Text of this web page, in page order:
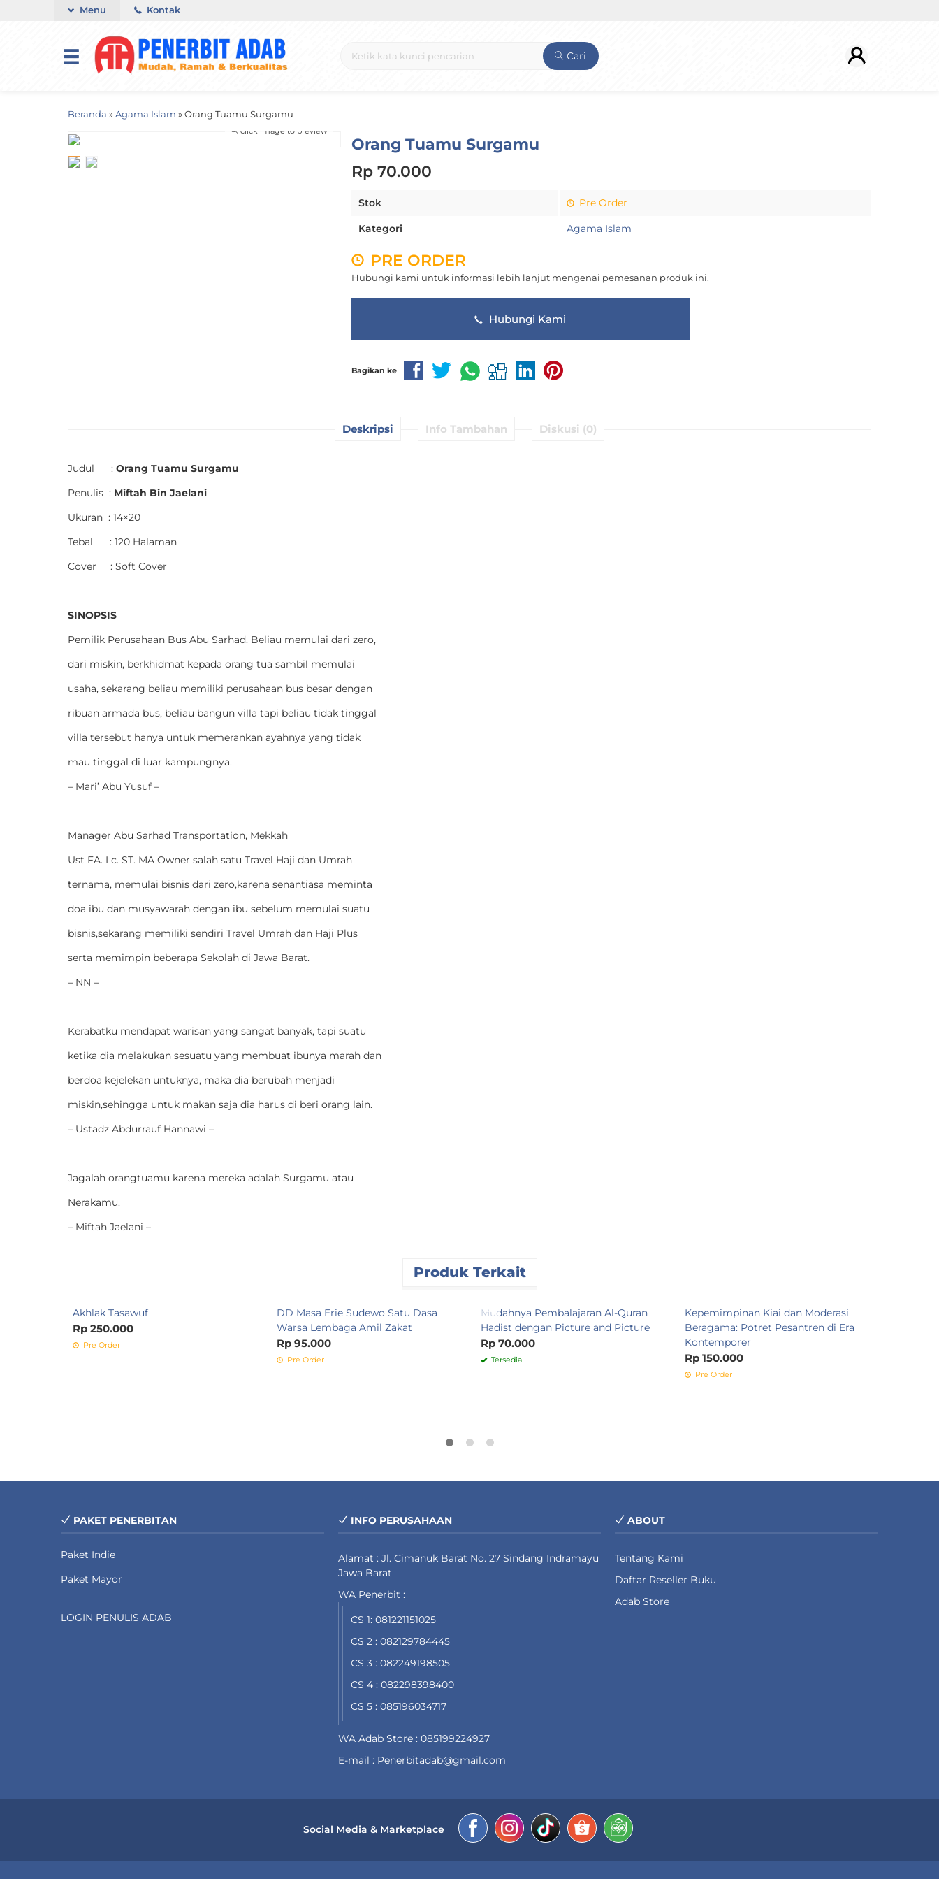
Menu Kontak
Cari
Beranda » Agama Islam » Orang Tuamu Surgamu
click image to preview
Orang Tuamu Surgamu
Rp 70.000
Stok Pre Order
Kategori Agama Islam
PRE ORDER
Hubungi kami untuk informasi lebih lanjut mengenai pemesanan produk ini.
Hubungi Kami
Bagikan ke
Deskripsi Info Tambahan Diskusi (0)
Judul : Orang Tuamu Surgamu
Penulis : Miftah Bin Jaelani
Ukuran : 14×20
Tebal : 120 Halaman
Cover : Soft Cover
SINOPSIS
Pemilik Perusahaan Bus Abu Sarhad. Beliau memulai dari zero,
dari miskin, berkhidmat kepada orang tua sambil memulai
usaha, sekarang beliau memiliki perusahaan bus besar dengan
ribuan armada bus, beliau bangun villa tapi beliau tidak tinggal
villa tersebut hanya untuk memerankan ayahnya yang tidak
mau tinggal di luar kampungnya.
– Mari’ Abu Yusuf –
Manager Abu Sarhad Transportation, Mekkah
Ust FA. Lc. ST. MA Owner salah satu Travel Haji dan Umrah
ternama, memulai bisnis dari zero,karena senantiasa meminta
doa ibu dan musyawarah dengan ibu sebelum memulai suatu
bisnis,sekarang memiliki sendiri Travel Umrah dan Haji Plus
serta memimpin beberapa Sekolah di Jawa Barat.
– NN –
Kerabatku mendapat warisan yang sangat banyak, tapi suatu
ketika dia melakukan sesuatu yang membuat ibunya marah dan
berdoa kejelekan untuknya, maka dia berubah menjadi
miskin,sehingga untuk makan saja dia harus di beri orang lain.
– Ustadz Abdurrauf Hannawi –
Jagalah orangtuamu karena mereka adalah Surgamu atau
Nerakamu.
– Miftah Jaelani –
Produk Terkait
Akhlak Tasawuf
Rp 250.000
Pre Order
DD Masa Erie Sudewo Satu Dasa
Warsa Lembaga Amil Zakat
Rp 95.000
Pre Order
Mudahnya Pembalajaran Al-Quran
Hadist dengan Picture and Picture
Rp 70.000
Tersedia
Kepemimpinan Kiai dan Moderasi
Beragama: Potret Pesantren di Era
Kontemporer
Rp 150.000
Pre Order
PAKET PENERBITAN
Paket Indie
Paket Mayor
LOGIN PENULIS ADAB
INFO PERUSAHAAN
Alamat : Jl. Cimanuk Barat No. 27 Sindang Indramayu
Jawa Barat
WA Penerbit :
CS 1: 081221151025
CS 2 : 082129784445
CS 3 : 082249198505
CS 4 : 082298398400
CS 5 : 085196034717
WA Adab Store : 085199224927
E-mail : Penerbitadab@gmail.com
ABOUT
Tentang Kami
Daftar Reseller Buku
Adab Store
Social Media & Marketplace